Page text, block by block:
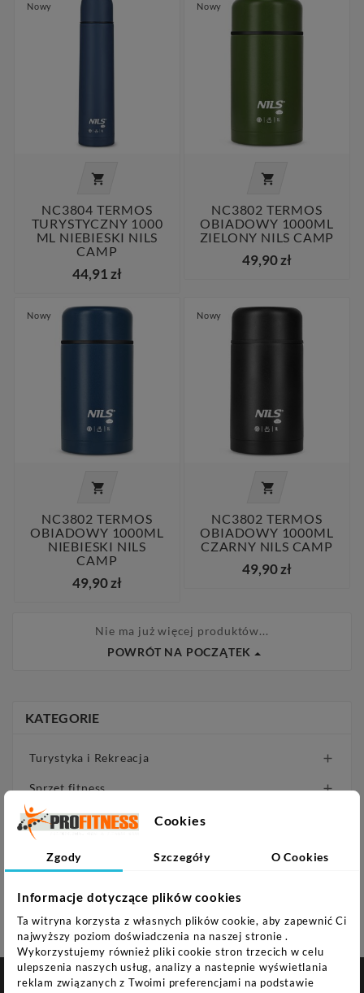
Nowy

NC3804 TERMOS
TURYSTYCZNY 1000
ML NIEBIESKI NILS
CAMP
44,91 zł
Nowy

NC3802 TERMOS
OBIADOWY 1000ML
ZIELONY NILS CAMP
49,90 zł
Nowy

NC3802 TERMOS
OBIADOWY 1000ML
NIEBIESKI NILS
CAMP
49,90 zł
Nowy

NC3802 TERMOS
OBIADOWY 1000ML
CZARNY NILS CAMP
49,90 zł
Nie ma już więcej produktów...
POWRÓT NA POCZĄTEK
KATEGORIE
Turystyka i Rekreacja 
Sprzęt fitness 
Sprzęt siłowy
PROMOCJE
NASZA FIRMA
Cookies
Zgody Szczegóły O Cookies
Informacje dotyczące plików cookies
Ta witryna korzysta z własnych plików cookie, aby zapewnić Ci
najwyższy poziom doświadczenia na naszej stronie .
Wykorzystujemy również pliki cookie stron trzecich w celu
ulepszenia naszych usług, analizy a nastepnie wyświetlania
reklam związanych z Twoimi preferencjami na podstawie